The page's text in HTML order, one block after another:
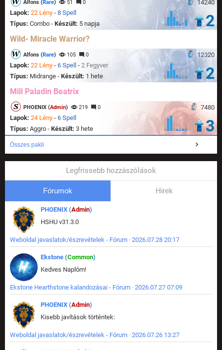
14240
Alfons (Rare) 51 0
Lapok: 22 Lény - 8 Spell
Típus: Combo - Készült: 5 napja 2
Wild- Miracle Warrior?
12320
Alfons (Rare) 105 0
Lapok: 22 Lény - 6 Spell - 2 Fegyver
Típus: Midrange - Készült: 1 hete 2
Mill Paladin Beatrix
7480
PHOENIX (Admin) 219 0
Lapok: 24 Lény - 6 Spell
Típus: Aggro - Készült: 3 hete 3
Összes pakli
Legfrissebb hozzászólások
Fórumok Hirek
PHOENIX (Admin)
HSHU v31.3.0
Weboldal javaslatok/észrevételek - Fórum · 2026.07.28 20:17
Ekstone (Common)
Kedves Naplóm!
Ekstone Hearthstone kalandozásai - Fórum · 2026.07.27 07:09
PHOENIX (Admin)
Kisebb javítások történtek:
Weboldal javaslatok/észrevételek - Fórum · 2026.07.26 13:27